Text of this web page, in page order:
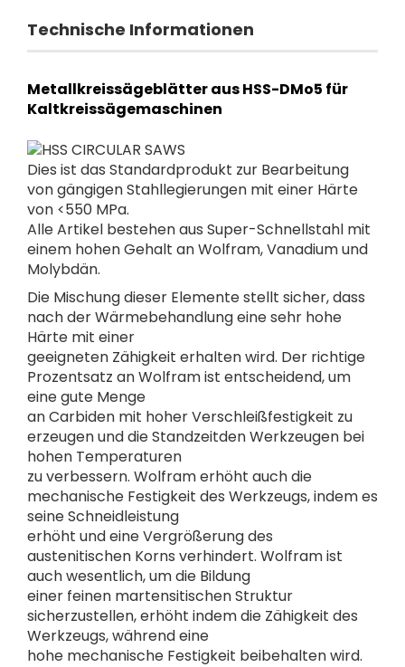
Technische Informationen
Metallkreissägeblätter aus HSS-DMo5 für
Kaltkreissägemaschinen
Dies ist das Standardprodukt zur Bearbeitung
von gängigen Stahllegierungen mit einer Härte
von <550 MPa.
Alle Artikel bestehen aus Super-Schnellstahl mit
einem hohen Gehalt an Wolfram, Vanadium und
Molybdän.
Die Mischung dieser Elemente stellt sicher, dass
nach der Wärmebehandlung eine sehr hohe
Härte mit einer
geeigneten Zähigkeit erhalten wird. Der richtige
Prozentsatz an Wolfram ist entscheidend, um
eine gute Menge
an Carbiden mit hoher Verschleißfestigkeit zu
erzeugen und die Standzeitden Werkzeugen bei
hohen Temperaturen
zu verbessern. Wolfram erhöht auch die
mechanische Festigkeit des Werkzeugs, indem es
seine Schneidleistung
erhöht und eine Vergrößerung des
austenitischen Korns verhindert. Wolfram ist
auch wesentlich, um die Bildung
einer feinen martensitischen Struktur
sicherzustellen, erhöht indem die Zähigkeit des
Werkzeugs, während eine
hohe mechanische Festigkeit beibehalten wird.